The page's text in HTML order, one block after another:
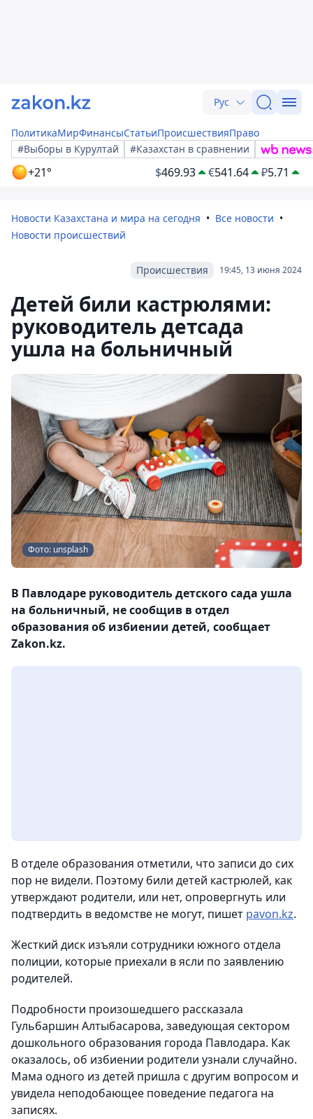
Рус
ПолитикаМирФинансыСтатьиПроисшествияПраво
#Выборы в Курултай
#Казахстан в сравнении
+21° $469.93 €541.64 ₽5.71
Новости Казахстана и мира на сегодня
Все новости
Новости происшествий
19:45, 13 июня 2024
Происшествия
Детей били кастрюлями:
руководитель детсада
ушла на больничный
Фото: unsplash
В Павлодаре руководитель детского сада ушла
на больничный, не сообщив в отдел
образования об избиении детей, сообщает
Zakon.kz.
В отделе образования отметили, что записи до сих
пор не видели. Поэтому били детей кастрюлей, как
утверждают родители, или нет, опровергнуть или
подтвердить в ведомстве не могут, пишет pavon.kz.
Жесткий диск изъяли сотрудники южного отдела
полиции, которые приехали в ясли по заявлению
родителей.
Подробности произошедшего рассказала
Гульбаршин Алтыбасарова, заведующая сектором
дошкольного образования города Павлодара. Как
оказалось, об избиении родители узнали случайно.
Мама одного из детей пришла с другим вопросом и
увидела неподобающее поведение педагога на
записях.